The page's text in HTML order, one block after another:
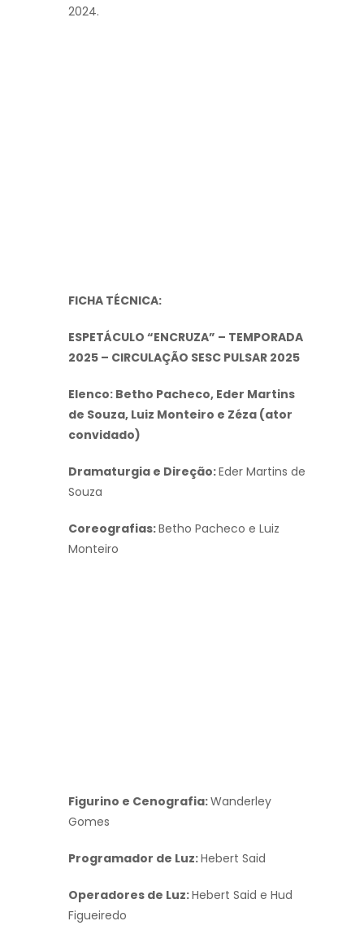
2024.
FICHA TÉCNICA:
ESPETÁCULO “ENCRUZA” – TEMPORADA
2025 – CIRCULAÇÃO SESC PULSAR 2025
Elenco: Betho Pacheco, Eder Martins
de Souza, Luiz Monteiro e Zéza (ator
convidado)
Dramaturgia e Direção:Eder Martins de
Souza
Coreografias:Betho Pacheco e Luiz
Monteiro
Figurino e Cenografia:Wanderley
Gomes
Programador de Luz:Hebert Said
Operadores de Luz:Hebert Said e Hud
Figueiredo